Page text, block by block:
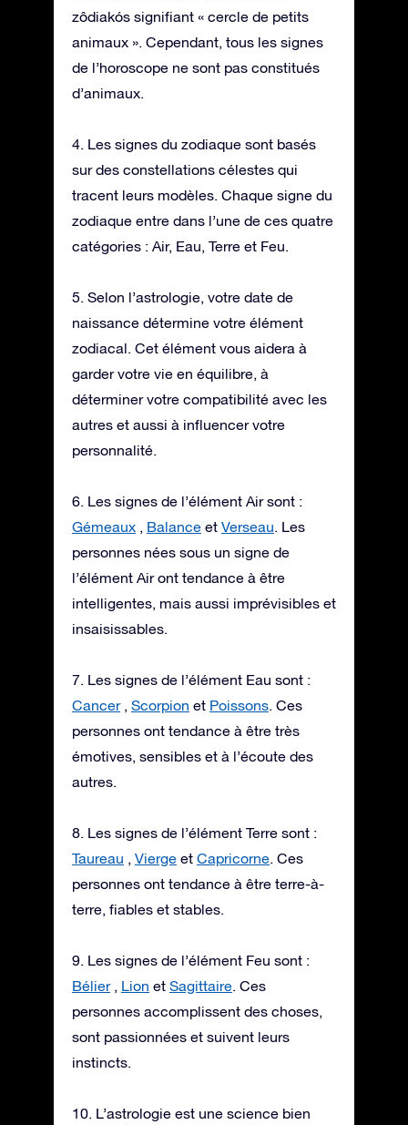
zôdiakós signifiant « cercle de petits
animaux ». Cependant, tous les signes
de l’horoscope ne sont pas constitués
d’animaux.
4. Les signes du zodiaque sont basés
sur des constellations célestes qui
tracent leurs modèles. Chaque signe du
zodiaque entre dans l’une de ces quatre
catégories : Air, Eau, Terre et Feu.
5. Selon l’astrologie, votre date de
naissance détermine votre élément
zodiacal. Cet élément vous aidera à
garder votre vie en équilibre, à
déterminer votre compatibilité avec les
autres et aussi à influencer votre
personnalité.
6. Les signes de l’élément Air sont :
Gémeaux , Balance et Verseau. Les
personnes nées sous un signe de
l’élément Air ont tendance à être
intelligentes, mais aussi imprévisibles et
insaisissables.
7. Les signes de l’élément Eau sont :
Cancer, Scorpion et Poissons. Ces
personnes ont tendance à être très
émotives, sensibles et à l’écoute des
autres.
8. Les signes de l’élément Terre sont :
Taureau , Vierge et Capricorne. Ces
personnes ont tendance à être terre-à-
terre, fiables et stables.
9. Les signes de l’élément Feu sont :
Bélier, Lion et Sagittaire. Ces
personnes accomplissent des choses,
sont passionnées et suivent leurs
instincts.
10. L’astrologie est une science bien